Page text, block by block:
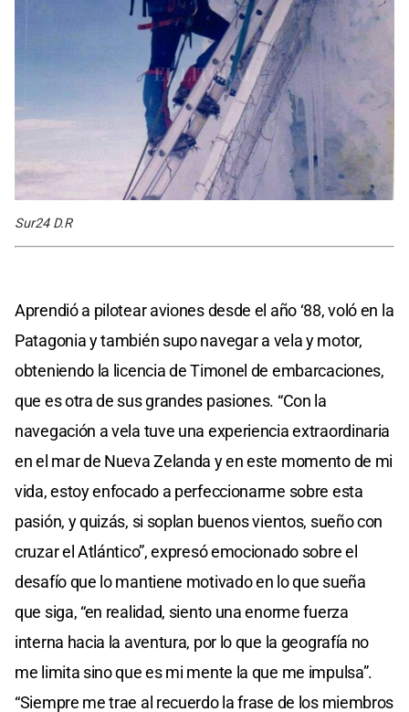
Sur24 D.R
Aprendió a pilotear aviones desde el año ‘88, voló en la
Patagonia y también supo navegar a vela y motor,
obteniendo la licencia de Timonel de embarcaciones,
que es otra de sus grandes pasiones. “Con la
navegación a vela tuve una experiencia extraordinaria
en el mar de Nueva Zelanda y en este momento de mi
vida, estoy enfocado a perfeccionarme sobre esta
pasión, y quizás, si soplan buenos vientos, sueño con
cruzar el Atlántico”, expresó emocionado sobre el
desafío que lo mantiene motivado en lo que sueña
que siga, “en realidad, siento una enorme fuerza
interna hacia la aventura, por lo que la geografía no
me limita sino que es mi mente la que me impulsa”.
“Siempre me trae al recuerdo la frase de los miembros